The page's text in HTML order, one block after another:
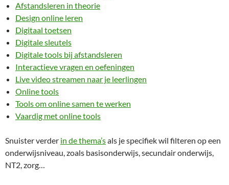
Afstandsleren in theorie
Design online leren
Digitaal toetsen
Digitale sleutels
Digitale tools bij afstandsleren
Interactieve vragen en oefeningen
Live video streamen naar je leerlingen
Online tools
Tools om online samen te werken
Vaardig met online tools
Snuister verder in de thema’sals je specifiek wil filteren op een
onderwijsniveau, zoals basisonderwijs, secundair onderwijs,
NT2, zorg…